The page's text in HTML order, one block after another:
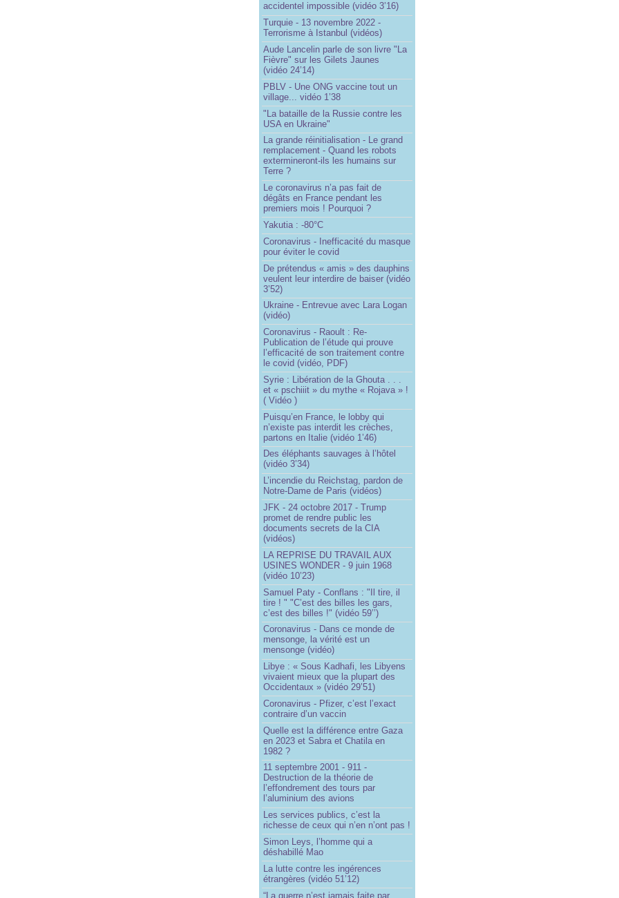
accidentel impossible (vidéo 3’16)
Turquie - 13 novembre 2022 -
Terrorisme à Istanbul (vidéos)
Aude Lancelin parle de son livre "La
Fièvre" sur les Gilets Jaunes
(vidéo 24’14)
PBLV - Une ONG vaccine tout un
village... vidéo 1’38
"La bataille de la Russie contre les
USA en Ukraine"
La grande réinitialisation - Le grand
remplacement - Quand les robots
extermineront-ils les humains sur
Terre ?
Le coronavirus n’a pas fait de
dégâts en France pendant les
premiers mois ! Pourquoi ?
Yakutia : -80°C
Coronavirus - Inefficacité du masque
pour éviter le covid
De prétendus « amis » des dauphins
veulent leur interdire de baiser (vidéo
3’52)
Ukraine - Entrevue avec Lara Logan
(vidéo)
Coronavirus - Raoult : Re-
Publication de l’étude qui prouve
l’efficacité de son traitement contre
le covid (vidéo, PDF)
Syrie : Libération de la Ghouta . . .
et « pschiiit » du mythe « Rojava » !
( Vidéo )
Puisqu’en France, le lobby qui
n’existe pas interdit les crèches,
partons en Italie (vidéo 1’46)
Des éléphants sauvages à l’hôtel
(vidéo 3’34)
L’incendie du Reichstag, pardon de
Notre-Dame de Paris (vidéos)
JFK - 24 octobre 2017 - Trump
promet de rendre public les
documents secrets de la CIA
(vidéos)
LA REPRISE DU TRAVAIL AUX
USINES WONDER - 9 juin 1968
(vidéo 10’23)
Samuel Paty - Conflans : "Il tire, il
tire ! " "C’est des billes les gars,
c’est des billes !" (vidéo 59’’)
Coronavirus - Dans ce monde de
mensonge, la vérité est un
mensonge (vidéo)
Libye : « Sous Kadhafi, les Libyens
vivaient mieux que la plupart des
Occidentaux » (vidéo 29’51)
Coronavirus - Pfizer, c’est l’exact
contraire d’un vaccin
Quelle est la différence entre Gaza
en 2023 et Sabra et Chatila en
1982 ?
11 septembre 2001 - 911 -
Destruction de la théorie de
l’effondrement des tours par
l’aluminium des avions
Les services publics, c’est la
richesse de ceux qui n’en n’ont pas !
Simon Leys, l’homme qui a
déshabillé Mao
La lutte contre les ingérences
étrangères (vidéo 51’12)
“La guerre n’est jamais faite par